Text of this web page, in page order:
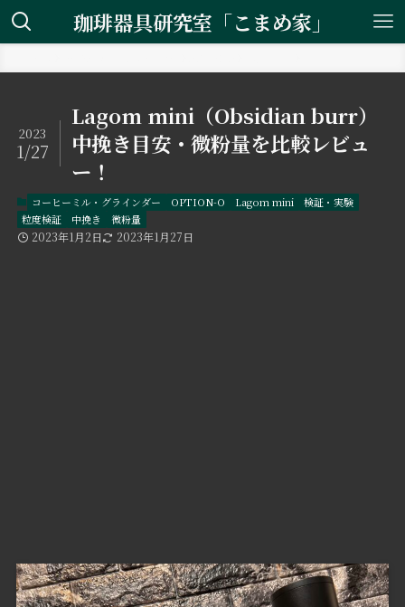
珈琲器具研究室「こまめ家」
Lagom mini（Obsidian burr）
中挽き目安・微粉量を比較レビュ
ー！
2023
1/27
コーヒーミル・グラインダー OPTION-O Lagom mini
検証・実験
粒度検証
中挽き 微粉量
2023年1月2日 2023年1月27日